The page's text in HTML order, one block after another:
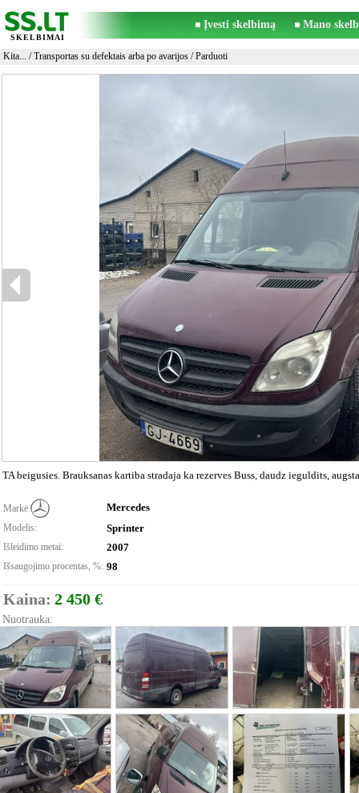
SKELBIMAI
Įvesti skelbimą Mano
Kita... /Transportas su defektais arba po avarijos / Parduoti
TA beigusies. Brauksanas kartiba stradaja ka rezerves Buss, daudz ieguldits,
Markė Mercedes
Modelis: Sprinter
Išleidimo metai: 2007
Išsaugojimo procentas, %: 98
Kaina: 2 450 €
Nuotrauka: